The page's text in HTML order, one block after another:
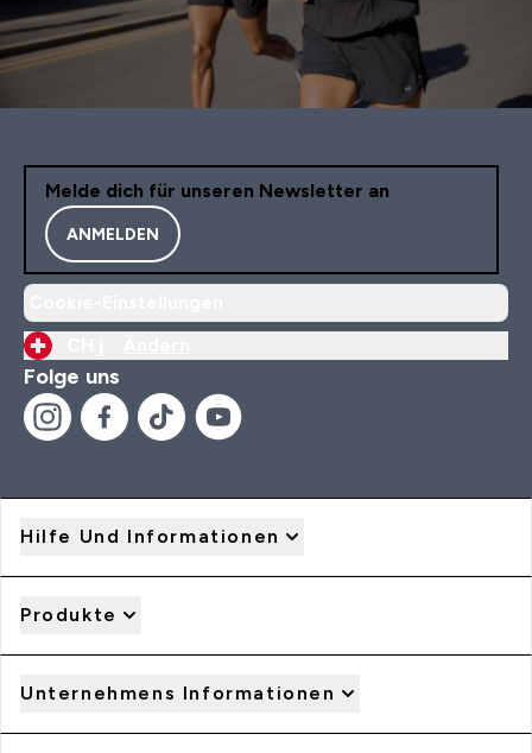
Melde dich für unseren Newsletter an
ANMELDEN
Folge uns
Hilfe Und Informationen
Produkte
Unternehmens Informationen